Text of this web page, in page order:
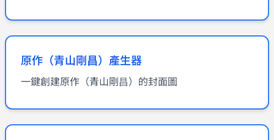
原作（青山剛昌）產生器
一鍵創建原作（青山剛昌）的封面圖